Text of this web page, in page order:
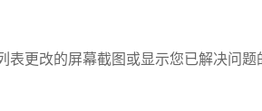
更改的屏幕截图或显示您已解决问题